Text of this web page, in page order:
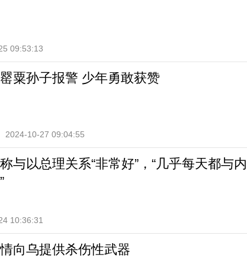
09:53:13
粟孙子报警 少年勇敢获赞
2024-10-27 09:04:55
与以总理关系“非常好”，“几乎每天都与内
10:36:31
向乌提供杀伤性武器